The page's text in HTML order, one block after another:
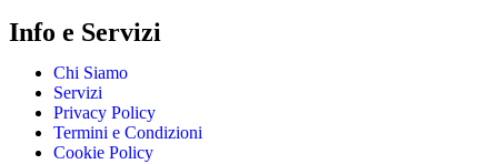
Info e Servizi
Chi Siamo
Servizi
Privacy Policy
Termini e Condizioni
Cookie Policy